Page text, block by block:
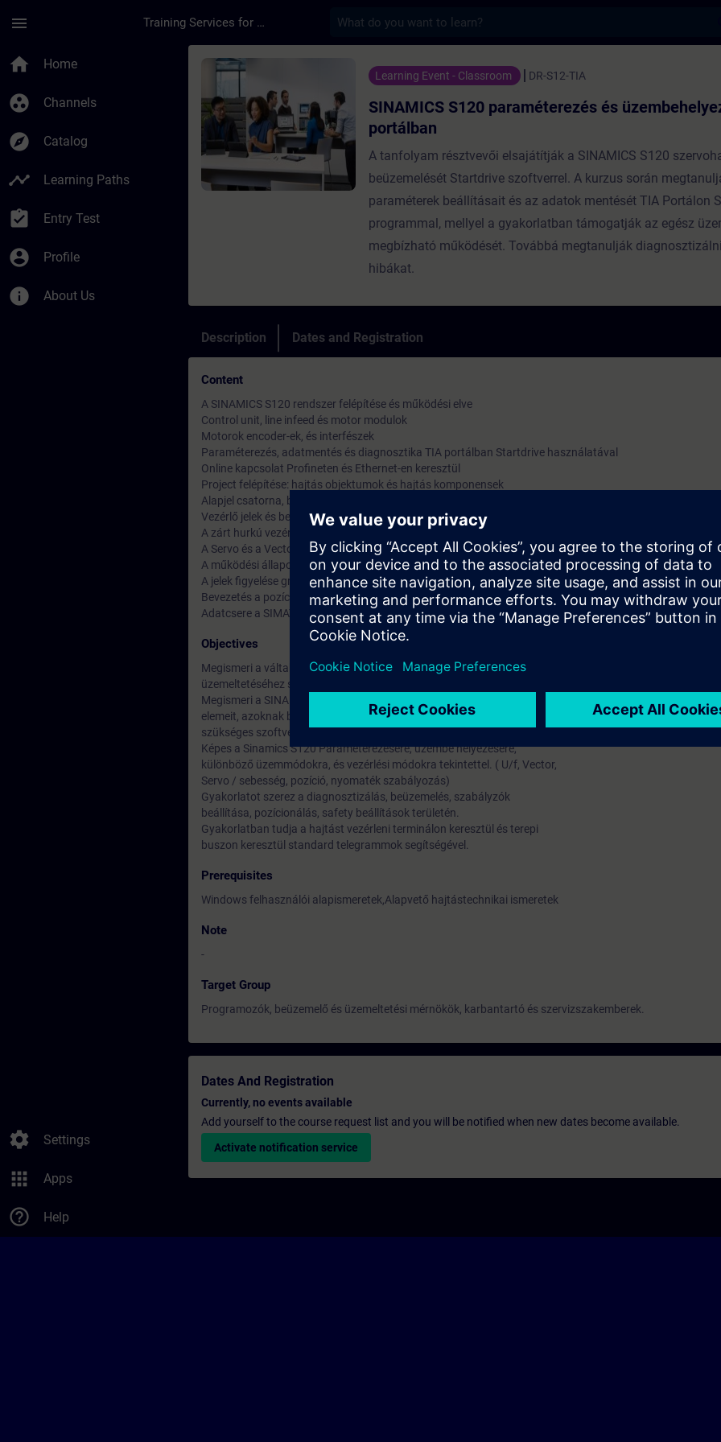
menu Training Services for Digital Industries
home Home
group_work Channels
explore Catalog
timeline Learning Paths
assignment_turned_in Entry Test
account_circle Profile
info About Us
settings Settings
apps Apps
help_outline Help
Course - SINAMICS S120 paraméterezés és
Learning Event - Classroom DR-S12-TIA
SINAMICS S120 paraméterezés és
portálban
A tanfolyam résztvevői elsajátítják a SINAMICS S120
beüzemelését Startdrive szoftverrel. A kurzus során
paraméterek beállításait és az adatok mentését TIA Portálon
programmal, mellyel a gyakorlatban támogatják az egész
megbízható működését. Továbbá megtanulják
hibákat.
Description Dates and Registration
Content
A SINAMICS S120 rendszer felépítése és működési elve
Control unit, line infeed és motor modulok
Motorok encoder-ek, és interfészek
Paraméterezés, adatmentés és diagnosztika TIA portálban Startdrive használatával
Online kapcsolat Profineten és Ethernet-en keresztül
Project felépítése: hajtás objektumok és hajtás komponensek
Alapjel csatorna, bemeneti és kimeneti jelek
Vezérlő jelek és belső jelösszekapcsolás BiCo-technológiával
A zárt hurkú vezérlés optimalizálása automatikus eljárásokkal
A Servo és a Vector üzemmódok működési elve
A működési állapot elemzése engedélyezési jelek, figyelmeztetések és riasztások felhasználásával
A jelek figyelése grafikusan (trace-funkció)
Bevezetés a pozícionálásba és az integrált biztonsági funkciók használatába
Adatcsere a SIMATIC S7-tel PROFINET-en keresztül, a PROFIdrive Standard Telegramok segítségével
Objectives
Megismeri a váltakozó áramú hajtások üzembehelyezéséhez,
üzemeltetéséhez szükséges álltalános működési elveket és módokat.
Megismeri a SINAMICS S120 moduláris felépítésű hajtáscsalád HW
elemeit, azoknak beüzemeléséhez, cseréjéhez, diagnosztizálásához
szükséges szoftveres és hardveres elemeket.
Képes a Sinamics S120 Paraméterezésére, üzembe helyezésére,
különböző üzemmódokra, és vezérlési módokra tekintettel. ( U/f, Vector,
Servo / sebesség, pozíció, nyomaték szabályozás)
Gyakorlatot szerez a diagnosztizálás, beüzemelés, szabályzók
beállítása, pozícionálás, safety beállítások területén.
Gyakorlatban tudja a hajtást vezérleni terminálon keresztül és terepi
buszon keresztül standard telegrammok segítségével.
Prerequisites
Windows felhasználói alapismeretek,Alapvető hajtástechnikai ismeretek
Note
-
Target Group
Programozók, beüzemelő és üzemeltetési mérnökök, karbantartó és szervizszakemberek.
Dates And Registration
Currently, no events available
Add yourself to the course request list and you will be notified when new dates become available.
Activate notification service